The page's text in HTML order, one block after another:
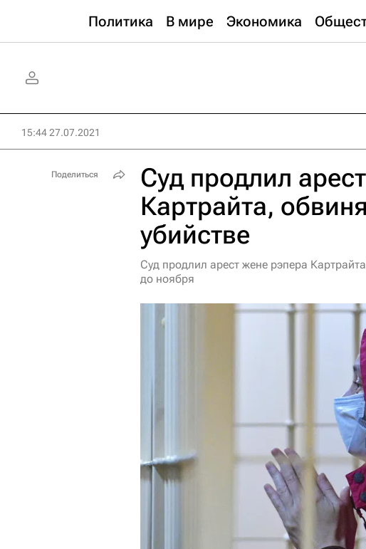
Политика В мире Экономика
15:44 27.07.2021
Суд продлил
Картрайта,
убийстве
Суд продлил арест жене рэпера
до ноября
Поделиться